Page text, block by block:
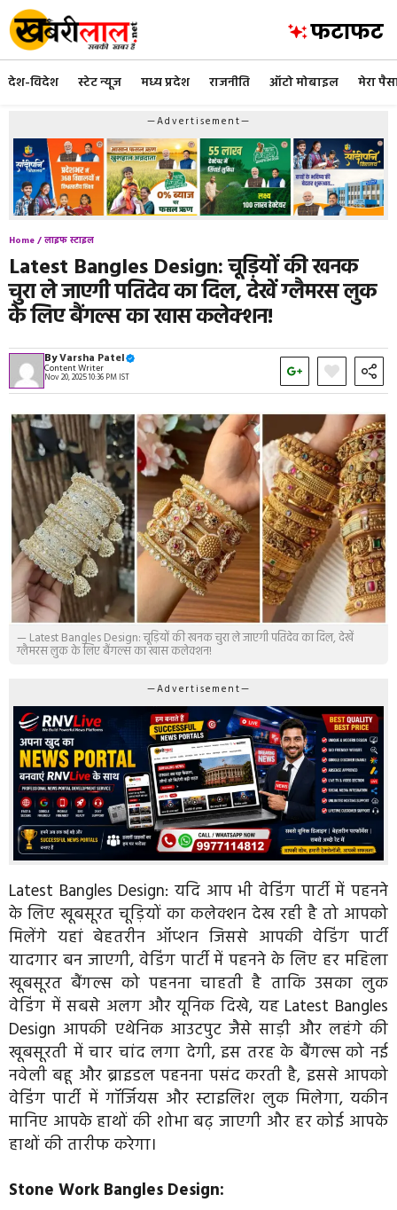
Skip
to
content
देश-विदेश स्टेट न्यूज मध्य प्रदेश राजनीति ऑटो मोबाइल मेरा
—Advertisement—
Home /लाइफ स्टाइल
Latest Bangles Design: चूड़ियों की खनक
चुरा ले जाएगी पतिदेव का दिल, देखें ग्लैमरस लुक
के लिए बैंगल्स का खास कलेक्शन!
ByVarsha Patel
Content Writer
Nov 20, 2025 10:36 PM IST
— Latest Bangles Design: चूड़ियों की खनक चुरा ले जाएगी पतिदेव का दिल, देखें
ग्लैमरस लुक के लिए बैंगल्स का खास कलेक्शन!
—Advertisement—
Latest Bangles Design: यदि आप भी वेडिंग पार्टी में पहनने
के लिए खूबसूरत चूड़ियों का कलेक्शन देख रही है तो आपको
मिलेंगे यहां बेहतरीन ऑप्शन जिससे आपकी वेडिंग पार्टी
यादगार बन जाएगी, वेडिंग पार्टी में पहनने के लिए हर महिला
खूबसूरत बैंगल्स को पहनना चाहती है ताकि उसका लुक
वेडिंग में सबसे अलग और यूनिक दिखे, यह Latest Bangles
Design आपकी एथेनिक आउटपुट जैसे साड़ी और लहंगे की
खूबसूरती में चार चांद लगा देगी, इस तरह के बैंगल्स को नई
नवेली बहू और ब्राइडल पहनना पसंद करती है, इससे आपको
वेडिंग पार्टी में गॉर्जियस और स्टाइलिश लुक मिलेगा, यकीन
मानिए आपके हाथों की शोभा बढ़ जाएगी और हर कोई आपके
हाथों की तारीफ करेगा।
Stone Work Bangles Design: